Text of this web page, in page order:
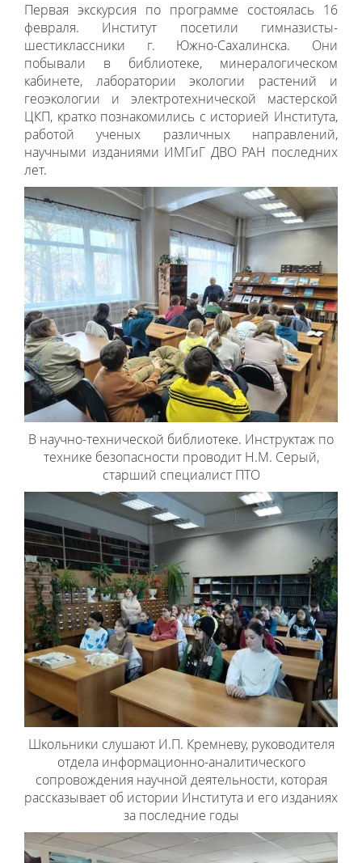
Первая экскурсия по программе состоялась 16
февраля. Институт посетили гимназисты-
шестиклассники г. Южно-Сахалинска. Они
побывали в библиотеке, минералогическом
кабинете, лаборатории экологии растений и
геоэкологии и электротехнической мастерской
ЦКП, кратко познакомились с историей Института,
работой ученых различных направлений,
научными изданиями ИМГиГ ДВО РАН последних
лет.
В научно-технической библиотеке. Инструктаж по
технике безопасности проводит Н.М. Серый,
старший специалист ПТО
Школьники слушают И.П. Кремневу, руководителя
отдела информационно-аналитического
сопровождения научной деятельности, которая
рассказывает об истории Института и его изданиях
за последние годы